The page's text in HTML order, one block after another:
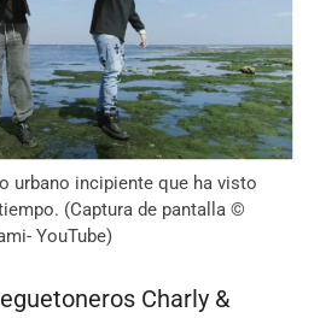
urbano incipiente que ha visto
(Captura de pantalla ©
YouTube)
Charly &